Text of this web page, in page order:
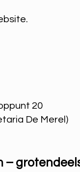
20
De Merel)